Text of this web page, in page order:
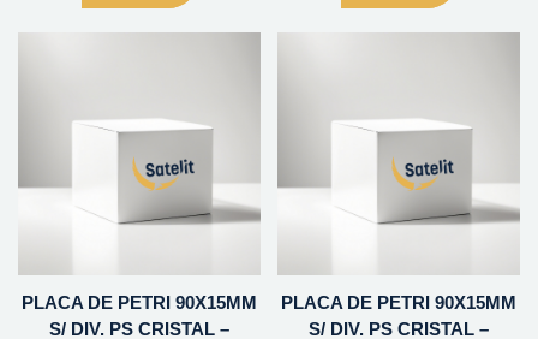
PLACA DE PETRI 90X15MM
S/ DIV. PS CRISTAL –
PLACA DE PETRI 90X15MM
S/ DIV. PS CRISTAL –